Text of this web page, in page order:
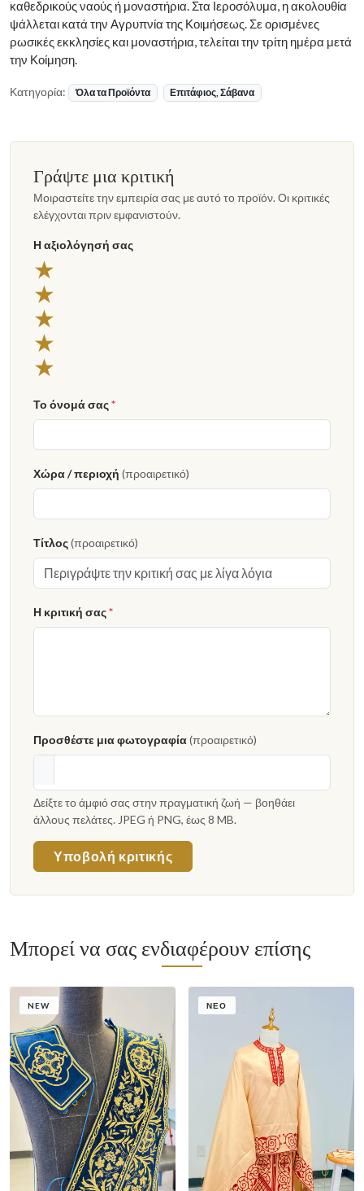
καθεδρικούς ναούς ή μοναστήρια. Στα Ιεροσόλυμα, η ακολουθία
ψάλλεται κατά την Αγρυπνία της Κοιμήσεως. Σε ορισμένες
ρωσικές εκκλησίες και μοναστήρια, τελείται την τρίτη ημέρα μετά
την Κοίμηση.
Κατηγορία: Όλα τα Προϊόντα Επιτάφιος, Σάβανα
Γράψτε μια κριτική
Μοιραστείτε την εμπειρία σας με αυτό το προϊόν. Οι κριτικές
ελέγχονται πριν εμφανιστούν.
Η αξιολόγησή σας
★
★
★
★
★
Το όνομά σας*
Χώρα / περιοχή (προαιρετικό)
Τίτλος(προαιρετικό)
Η κριτική σας*
Προσθέστε μια φωτογραφία(προαιρετικό)
Δείξτε το άμφιό σας στην πραγματική ζωή — βοηθάει
άλλους πελάτες. JPEG ή PNG, έως 8 MB.
Υποβολή κριτικής
Μπορεί να σας ενδιαφέρουν επίσης
NEW ΝΈΟ